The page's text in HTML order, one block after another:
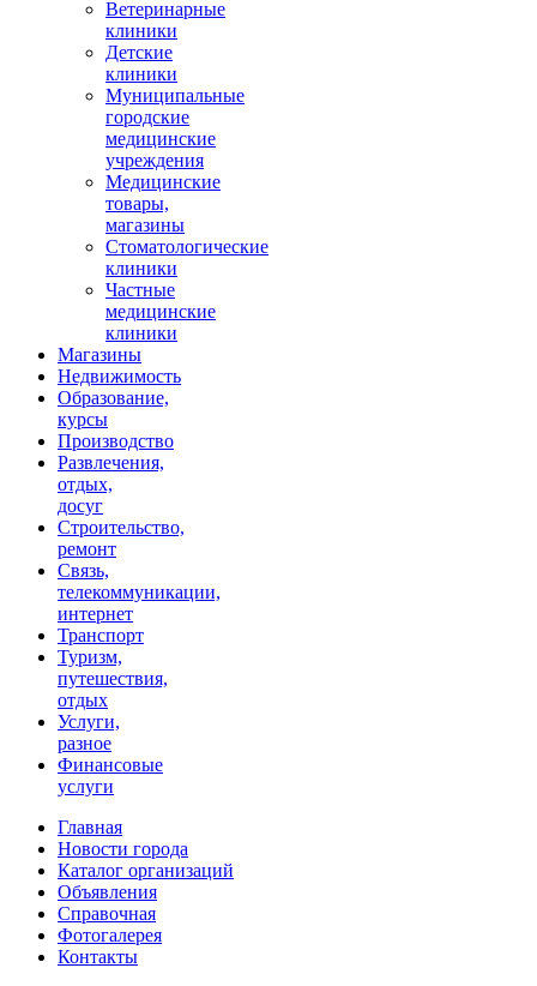
Ветеринарные
клиники
Детские
клиники
Муниципальные
городские
медицинские
учреждения
Медицинские
товары,
магазины
Стоматологические
клиники
Частные
медицинские
клиники
Магазины
Недвижимость
Образование,
курсы
Производство
Развлечения,
отдых,
досуг
Строительство,
ремонт
Связь,
телекоммуникации,
интернет
Транспорт
Туризм,
путешествия,
отдых
Услуги,
разное
Финансовые
услуги
Главная
Новости города
Каталог организаций
Объявления
Справочная
Фотогалерея
Контакты